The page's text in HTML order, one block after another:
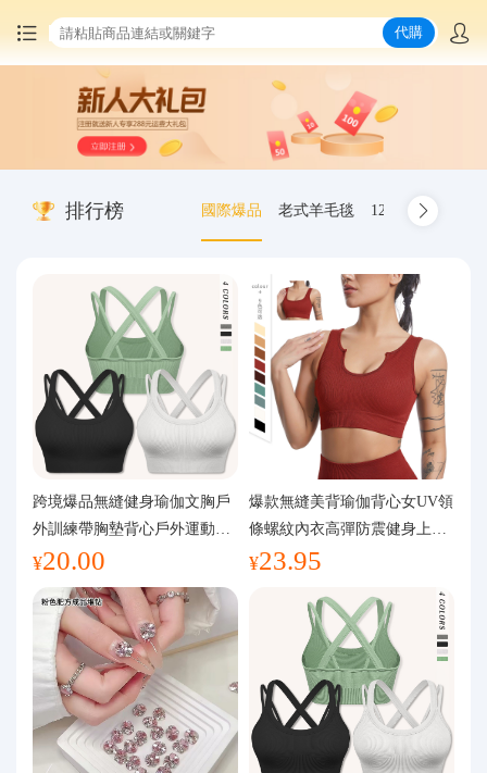
中國商品代購
集運服務
最新公告
物流資訊
代購問答
關於我們
代購
排行榜 國際爆品 老式羊毛毯 12.00-20 truck
跨境爆品無縫健身瑜伽文胸戶
外訓練帶胸墊背心戶外運動瑜
伽服女
¥20.00
爆款無縫美背瑜伽背心女UV領
條螺紋內衣高彈防震健身上裝
運動文胸
¥23.95